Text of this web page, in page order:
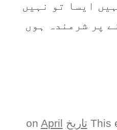
ایسا تو نہیں
پر شرمندہ ہوں
This تاریخ April